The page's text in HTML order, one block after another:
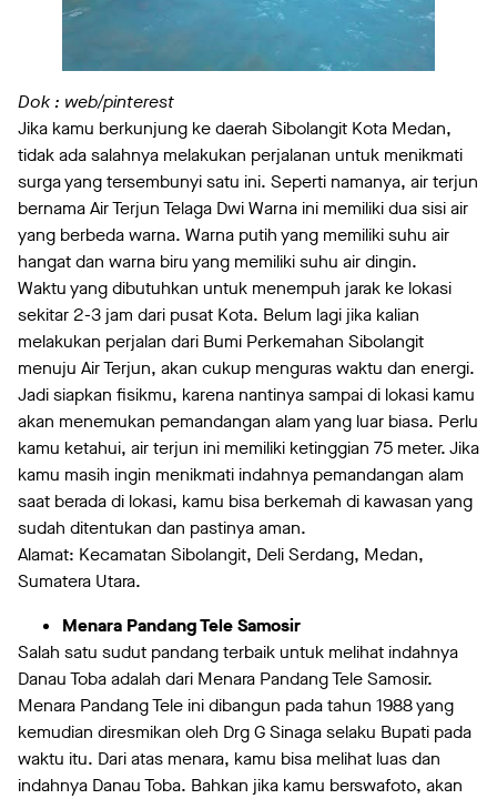
Dok : web/pinterest
Jika kamu berkunjung ke daerah Sibolangit Kota Medan,
tidak ada salahnya melakukan perjalanan untuk menikmati
surga yang tersembunyi satu ini. Seperti namanya, air terjun
bernama Air Terjun Telaga Dwi Warna ini memiliki dua sisi air
yang berbeda warna. Warna putih yang memiliki suhu air
hangat dan warna biru yang memiliki suhu air dingin.
Waktu yang dibutuhkan untuk menempuh jarak ke lokasi
sekitar 2-3 jam dari pusat Kota. Belum lagi jika kalian
melakukan perjalan dari Bumi Perkemahan Sibolangit
menuju Air Terjun, akan cukup menguras waktu dan energi.
Jadi siapkan fisikmu, karena nantinya sampai di lokasi kamu
akan menemukan pemandangan alam yang luar biasa. Perlu
kamu ketahui, air terjun ini memiliki ketinggian 75 meter. Jika
kamu masih ingin menikmati indahnya pemandangan alam
saat berada di lokasi, kamu bisa berkemah di kawasan yang
sudah ditentukan dan pastinya aman.
Alamat: Kecamatan Sibolangit, Deli Serdang, Medan,
Sumatera Utara.
Menara Pandang Tele Samosir
Salah satu sudut pandang terbaik untuk melihat indahnya
Danau Toba adalah dari Menara Pandang Tele Samosir.
Menara Pandang Tele ini dibangun pada tahun 1988 yang
kemudian diresmikan oleh Drg G Sinaga selaku Bupati pada
waktu itu. Dari atas menara, kamu bisa melihat luas dan
indahnya Danau Toba. Bahkan jika kamu berswafoto, akan